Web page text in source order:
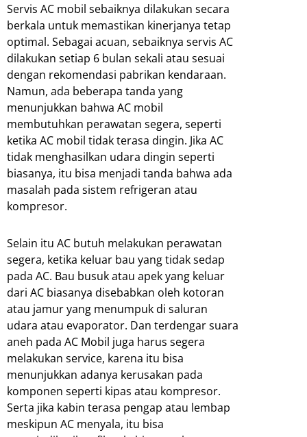
Servis AC mobil sebaiknya dilakukan secara
berkala untuk memastikan kinerjanya tetap
optimal. Sebagai acuan, sebaiknya servis AC
dilakukan setiap 6 bulan sekali atau sesuai
dengan rekomendasi pabrikan kendaraan.
Namun, ada beberapa tanda yang
menunjukkan bahwa AC mobil
membutuhkan perawatan segera, seperti
ketika AC mobil tidak terasa dingin. Jika AC
tidak menghasilkan udara dingin seperti
biasanya, itu bisa menjadi tanda bahwa ada
masalah pada sistem refrigeran atau
kompresor.
Selain itu AC butuh melakukan perawatan
segera, ketika keluar bau yang tidak sedap
pada AC. Bau busuk atau apek yang keluar
dari AC biasanya disebabkan oleh kotoran
atau jamur yang menumpuk di saluran
udara atau evaporator. Dan terdengar suara
aneh pada AC Mobil juga harus segera
melakukan service, karena itu bisa
menunjukkan adanya kerusakan pada
komponen seperti kipas atau kompresor.
Serta jika kabin terasa pengap atau lembap
meskipun AC menyala, itu bisa